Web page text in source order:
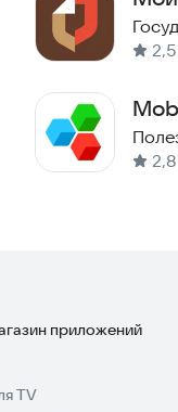
сим-карту) для
отображения
времени и задач.
2,5
PDF
2,8
приложений
TV